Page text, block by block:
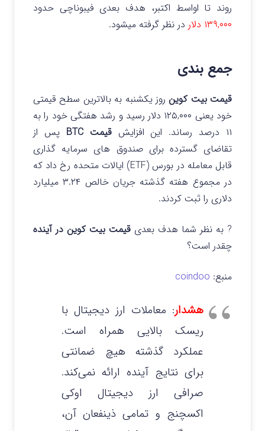
روند تا اواسط اکتبر، هدف بعدی فیبوناچی حدود
۱۳۹,۰۰۰ دلار
در نظر گرفته میشود.
جمع بندی
قیمت بیت کوینروز یکشنبه به بالاترین سطح قیمتی
خود یعنی ۱۲۵,۰۰۰ دلار رسید و رشد هفتگی خود را به
۱۱ درصد رساند.
این افزایش قیمت BTC
پس از
تقاضای گسترده برای صندوق های سرمایه گذاری
قابل معامله در بورس (ETF) ایالات متحده رخ داد که
در مجموع هفته گذشته جریان خالص ۳.۲۴ میلیارد
دلاری را ثبت کردند.
? به نظر شما هدف بعدی قیمت بیت کوین در آینده
چقدر است؟
منبع: coindoo
هشدار: معاملات ارز دیجیتال با
ریسک بالایی همراه است.
عملکرد گذشته هیچ ضمانتی
برای نتایج آینده ارائه نمی‌کند.
صرافی ارز دیجیتال اوکی
اکسچنج و تمامی ذینفعان آن،